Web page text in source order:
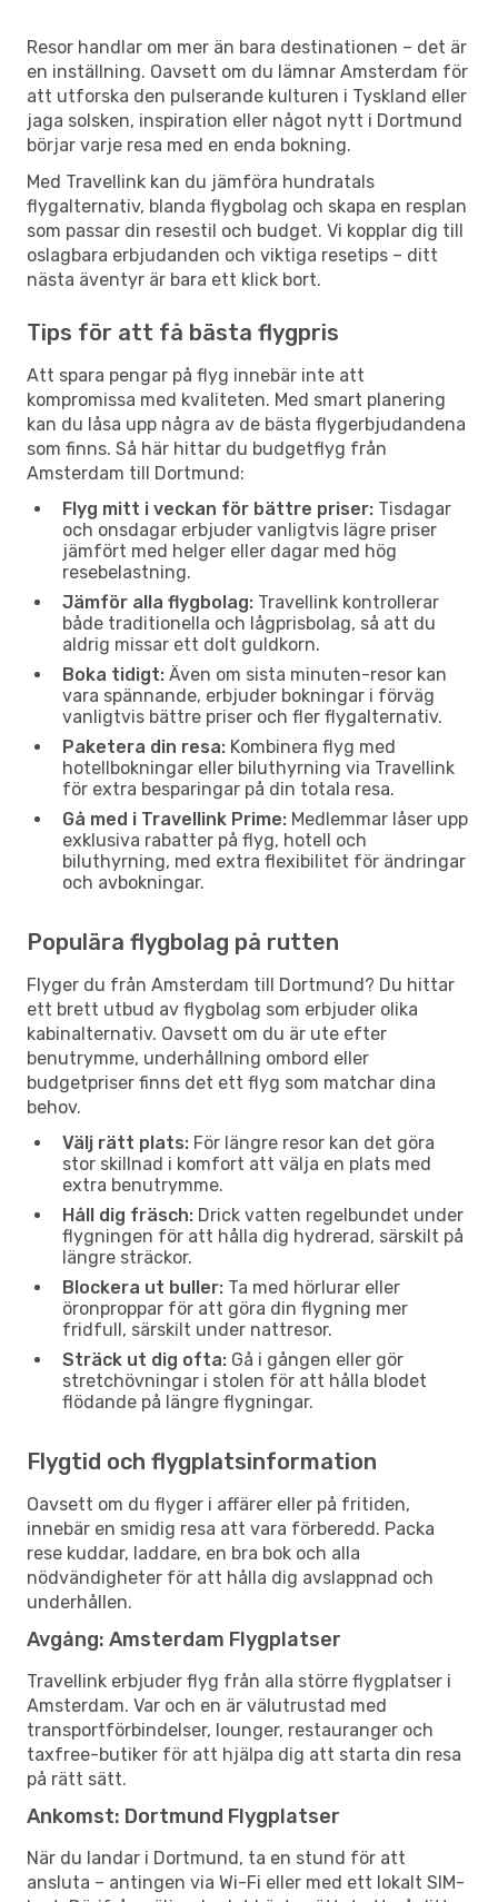
Resor handlar om mer än bara destinationen – det är
en inställning. Oavsett om du lämnar Amsterdam för
att utforska den pulserande kulturen i Tyskland eller
jaga solsken, inspiration eller något nytt i Dortmund
börjar varje resa med en enda bokning.
Med Travellink kan du jämföra hundratals
flygalternativ, blanda flygbolag och skapa en resplan
som passar din resestil och budget. Vi kopplar dig till
oslagbara erbjudanden och viktiga resetips – ditt
nästa äventyr är bara ett klick bort.
Tips för att få bästa flygpris
Att spara pengar på flyg innebär inte att
kompromissa med kvaliteten. Med smart planering
kan du låsa upp några av de bästa flygerbjudandena
som finns. Så här hittar du budgetflyg från
Amsterdam till Dortmund:
Flyg mitt i veckan för bättre priser: Tisdagar
och onsdagar erbjuder vanligtvis lägre priser
jämfört med helger eller dagar med hög
resebelastning.
Jämför alla flygbolag: Travellink kontrollerar
både traditionella och lågprisbolag, så att du
aldrig missar ett dolt guldkorn.
Boka tidigt: Även om sista minuten-resor kan
vara spännande, erbjuder bokningar i förväg
vanligtvis bättre priser och fler flygalternativ.
Paketera din resa: Kombinera flyg med
hotellbokningar eller biluthyrning via Travellink
för extra besparingar på din totala resa.
Gå med i Travellink Prime: Medlemmar låser upp
exklusiva rabatter på flyg, hotell och
biluthyrning, med extra flexibilitet för ändringar
och avbokningar.
Populära flygbolag på rutten
Flyger du från Amsterdam till Dortmund? Du hittar
ett brett utbud av flygbolag som erbjuder olika
kabinalternativ. Oavsett om du är ute efter
benutrymme, underhållning ombord eller
budgetpriser finns det ett flyg som matchar dina
behov.
Välj rätt plats: För längre resor kan det göra
stor skillnad i komfort att välja en plats med
extra benutrymme.
Håll dig fräsch: Drick vatten regelbundet under
flygningen för att hålla dig hydrerad, särskilt på
längre sträckor.
Blockera ut buller: Ta med hörlurar eller
öronproppar för att göra din flygning mer
fridfull, särskilt under nattresor.
Sträck ut dig ofta: Gå i gången eller gör
stretchövningar i stolen för att hålla blodet
flödande på längre flygningar.
Flygtid och flygplatsinformation
Oavsett om du flyger i affärer eller på fritiden,
innebär en smidig resa att vara förberedd. Packa
rese kuddar, laddare, en bra bok och alla
nödvändigheter för att hålla dig avslappnad och
underhållen.
Avgång: Amsterdam Flygplatser
Travellink erbjuder flyg från alla större flygplatser i
Amsterdam. Var och en är välutrustad med
transportförbindelser, lounger, restauranger och
taxfree-butiker för att hjälpa dig att starta din resa
på rätt sätt.
Ankomst: Dortmund Flygplatser
När du landar i Dortmund, ta en stund för att
ansluta – antingen via Wi-Fi eller med ett lokalt SIM-